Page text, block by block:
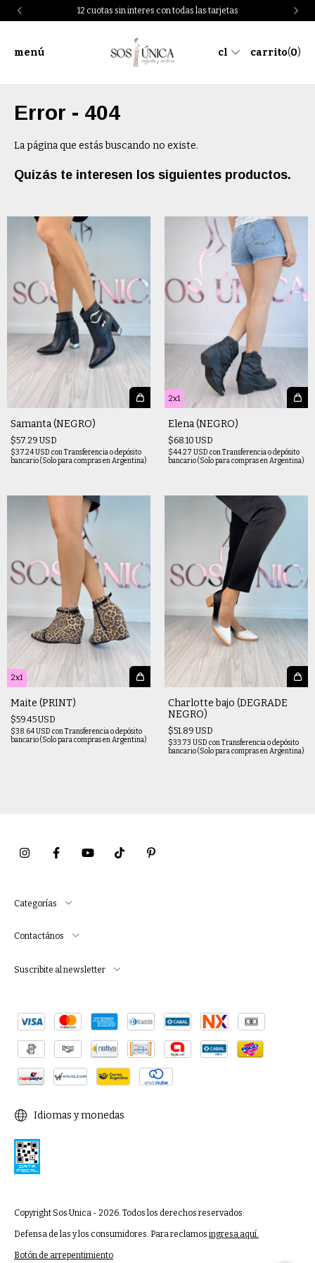
12 cuotas sin interes con todas las tarjetas
menú cl carrito(0)
Error - 404
La página que estás buscando no existe.
Quizás te interesen los siguientes productos.
Samanta (NEGRO)
$57.29 USD
$37.24 USD conTransferencia o depósito
bancario (Solo para compras en Argentina)
2x1
Elena (NEGRO)
$68.10 USD
$44.27 USD conTransferencia o depósito
bancario (Solo para compras en Argentina)
2x1
Maite (PRINT)
$59.45 USD
$38.64 USD conTransferencia o depósito
bancario (Solo para compras en Argentina)
Charlotte bajo (DEGRADE
NEGRO)
$51.89 USD
$33.73 USD conTransferencia o depósito
bancario (Solo para compras en Argentina)
Categorías
Contactános
Suscribite al newsletter
Idiomas y monedas
Copyright Sos Unica - 2026. Todos los derechos reservados.
Defensa de las y los consumidores. Para reclamos ingresa aquí.
Botón de arrepentimiento